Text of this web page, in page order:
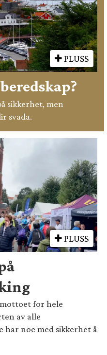
PLUSS
sikkerhet, men
svada.
PLUSS
for hele
av alle
har noe med sikkerhet å